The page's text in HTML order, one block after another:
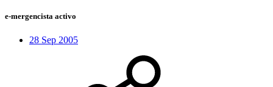
e-mergencista activo
28 Sep 2005